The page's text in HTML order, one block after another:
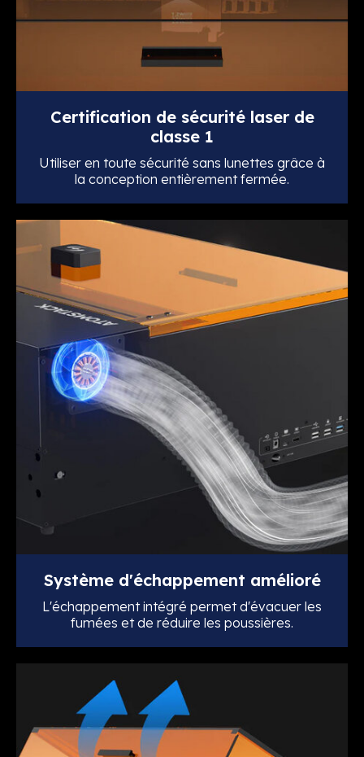
Certification de sécurité laser de
classe 1
Utiliser en toute sécurité sans lunettes grâce à
la conception entièrement fermée.
Système d'échappement amélioré
L'échappement intégré permet d'évacuer les
fumées et de réduire les poussières.